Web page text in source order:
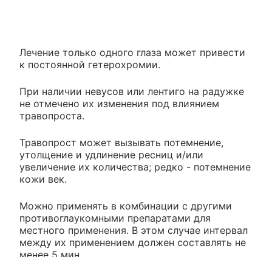
Лечение только одного глаза может привести
к постоянной гетерохромии.
При наличии невусов или лентиго на радужке
не отмечено их изменения под влиянием
травопроста.
Травопрост может вызывать потемнение,
утолщение и удлинение ресниц и/или
увеличение их количества; редко - потемнение
кожи век.
Можно применять в комбинации с другими
противоглаукомными препаратами для
местного применения. В этом случае интервал
между их применением должен составлять не